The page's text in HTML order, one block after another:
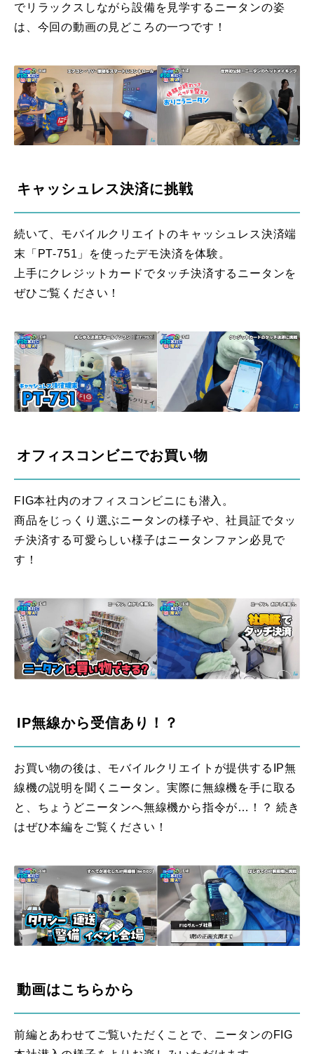
でリラックスしながら設備を見学するニータンの姿
は、今回の動画の見どころの一つです！
キャッシュレス決済に挑戦
続いて、モバイルクリエイトのキャッシュレス決済端
末「PT-751」を使ったデモ決済を体験。
上手にクレジットカードでタッチ決済するニータンを
ぜひご覧ください！
オフィスコンビニでお買い物
FIG本社内のオフィスコンビニにも潜入。
商品をじっくり選ぶニータンの様子や、社員証でタッ
チ決済する可愛らしい様子はニータンファン必見で
す！
IP無線から受信あり！？
お買い物の後は、モバイルクリエイトが提供するIP無
線機の説明を聞くニータン。実際に無線機を手に取る
と、ちょうどニータンへ無線機から指令が…！？ 続き
はぜひ本編をご覧ください！
動画はこちらから
前編とあわせてご覧いただくことで、ニータンのFIG